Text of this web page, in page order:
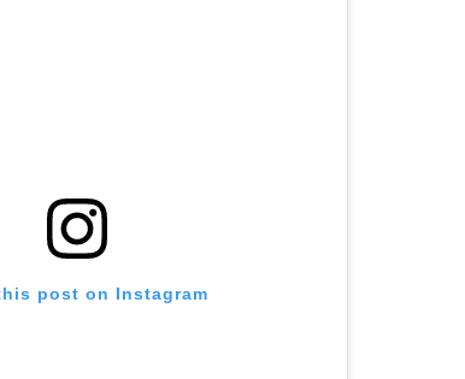
post on Instagram